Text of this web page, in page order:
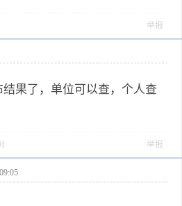
举报
果了，单位可以查，个人查
举报